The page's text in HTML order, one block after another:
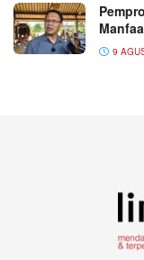
9